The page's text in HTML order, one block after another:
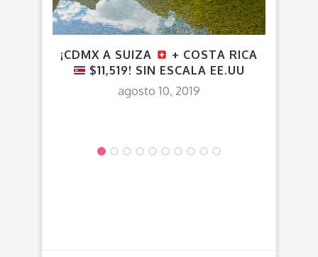
¡CDMX A SUIZA
+ COSTA RICA
$11,519! SIN ESCALA EE.UU
agosto 10, 2019